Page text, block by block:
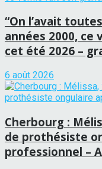
“On l’avait
années 2000,
cet été 2026 –
6 août 2026
Cherbourg :
de prothésiste
professionnel –